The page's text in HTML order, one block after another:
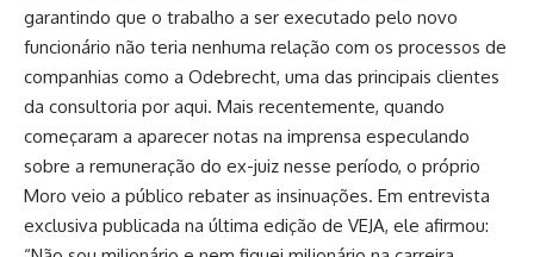
garantindo que o trabalho a ser executado pelo novo
funcionário não teria nenhuma relação com os processos de
companhias como a Odebrecht, uma das principais clientes
da consultoria por aqui. Mais recentemente, quando
começaram a aparecer notas na imprensa especulando
sobre a remuneração do ex-juiz nesse período, o próprio
Moro veio a público rebater as insinuações. Em entrevista
exclusiva publicada na última edição de VEJA, ele afirmou: